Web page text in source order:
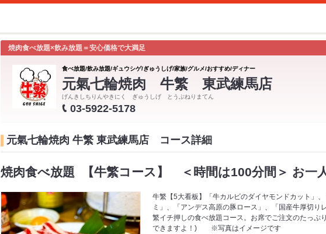
焼肉食べ放題×飲み放題＝安心価格で大満足
食べ放題/飲み放題/ギュウシゲ/ぎゅうしげ/家族/グルメ/おすすめ/ディナー
元氣七輪焼肉 牛繁 東武練馬店
げんきしちりんやきにく ぎゅうしげ とうぶねりまてん
03-5922-5178
元氣七輪焼肉 牛繁 東武練馬店 コース詳細
焼肉食べ放題 【牛繁コース】 ＜時間は100分間＞ お一
牛繁【5大看板】「牛カルビのダイヤモンドカット」
ミ」、「アンデス高原の豚ロース」、「国産牛厚切り
繁イチ押しの食べ放題コース。お席でご注文のたっぷ
できますよ！) ※写真はイメージです